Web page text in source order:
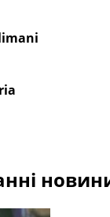
таблиці